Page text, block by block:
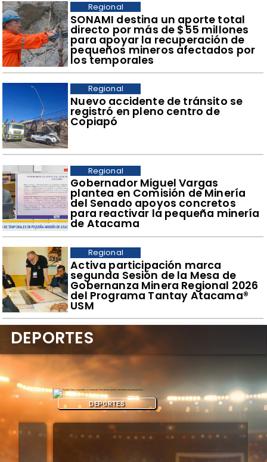
​SONAMI destina un aporte total
directo por más de $55 millones
para apoyar la recuperación de
pequeños mineros afectados por
los temporales
Regional
​Nuevo accidente de tránsito se
registró en pleno centro de
Copiapó
Regional
​Gobernador Miguel Vargas
plantea en Comisión de Minería
del Senado apoyos concretos
para reactivar la pequeña minería
de Atacama
Regional
​Activa participación marca
segunda Sesión de la Mesa de
Gobernanza Minera Regional 2026
del Programa Tantay Atacama®
USM
Regional
DEPORTES
DEPORTES